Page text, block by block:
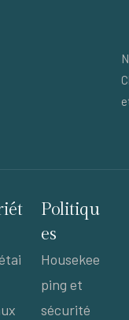
Politiqu
es
Housekee
ping et
sécurité